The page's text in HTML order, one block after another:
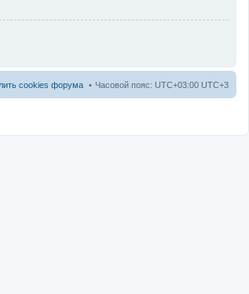
Часовой пояс: UTC+03:00 UTC+3
cookies форума